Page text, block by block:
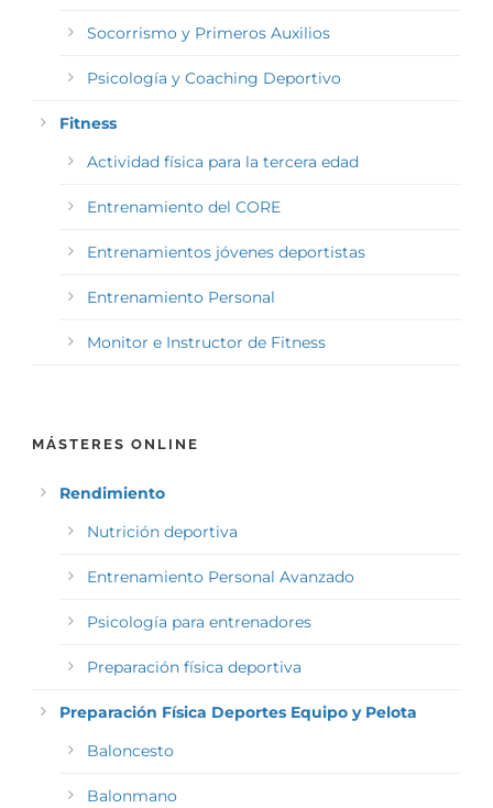
Socorrismo y Primeros Auxilios
Psicología y Coaching Deportivo
Fitness
Actividad física para la tercera edad
Entrenamiento del CORE
Entrenamientos jóvenes deportistas
Entrenamiento Personal
Monitor e Instructor de Fitness
MÁSTERES ONLINE
Rendimiento
Nutrición deportiva
Entrenamiento Personal Avanzado
Psicología para entrenadores
Preparación física deportiva
Preparación Física Deportes Equipo y Pelota
Baloncesto
Balonmano